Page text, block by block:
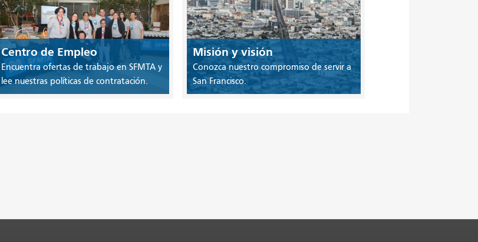
Centro de Empleo
Encuentra ofertas de trabajo en SFMTA y
lee nuestras políticas de contratación.
Misión y visión
Conozca nuestro compromiso de servir a
San Francisco.